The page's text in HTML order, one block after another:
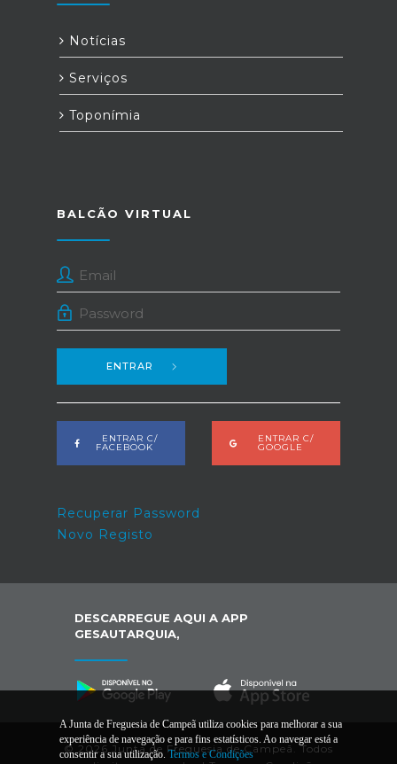
Notícias
Serviços
Toponímia
BALCÃO VIRTUAL
ENTRAR
ENTRAR C/
FACEBOOK
ENTRAR C/
GOOGLE
Recuperar Password
Novo Registo
DESCARREGUE AQUI A APP
GESAUTARQUIA,
© 2026 Junta de Freguesia de Campeã. Todos
A Junta de Freguesia de Campeã utiliza cookies para melhorar a sua
experiência de navegação e para fins estatísticos. Ao navegar está a
consentir a sua utilização.Termos e Condições